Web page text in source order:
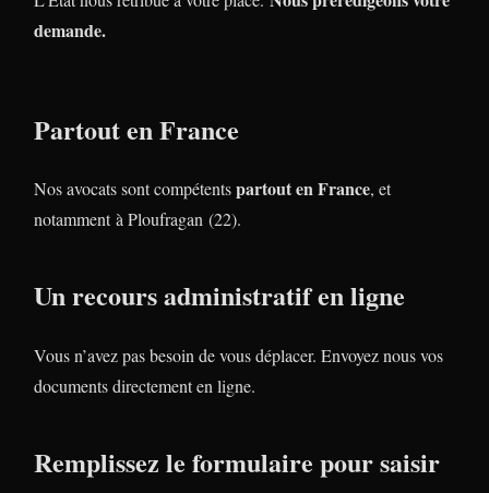
demande.
Partout en France
Nos avocats sont compétentspartout en France, et
notamment à Ploufragan (22).
Un recours administratif en ligne
Vous n’avez pas besoin de vous déplacer. Envoyez nous vos
documents directement en ligne.
Remplissez le formulaire pour saisir